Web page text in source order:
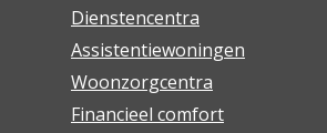
Dienstencentra
Assistentiewoningen
Woonzorgcentra
Financieel comfort